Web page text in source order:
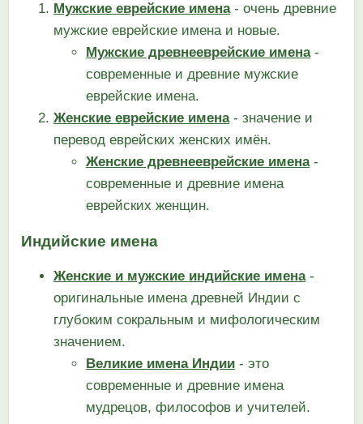
Мужские еврейские имена- очень древние
мужские еврейские имена и новые.
Мужские древнееврейские имена-
современные и древние мужские
еврейские имена.
Женские еврейские имена- значение и
перевод еврейских женских имён.
Женские древнееврейские имена-
современные и древние имена
еврейских женщин.
Индийские имена
Женские и мужские индийские имена-
оригинальные имена древней Индии с
глубоким сокральным и мифологическим
значением.
Великие имена Индии - это
современные и древние имена
мудрецов, философов и учителей.